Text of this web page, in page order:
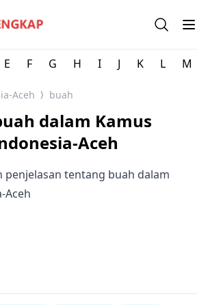
Aceh - Kamus Bahasa
Open
E F G H I J K L M
Aceh ⟩ buah
dalam Kamus
Aceh
penjelasan tentang buah dalam
Aceh